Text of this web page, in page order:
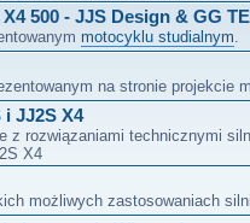
500 - JJS Design & GG
motocyklu studialnym
na stronie projekcie
JJ2S X4
z rozwiązaniami technicznymi
X4
możliwych zastosowaniach